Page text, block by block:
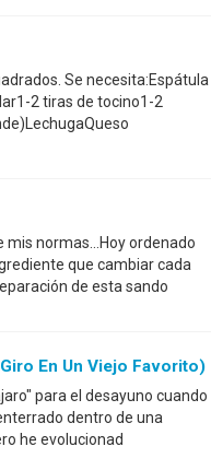
Se necesita:Espátula
2 tiras de tocino1-2
normas...Hoy ordenado
que cambiar cada
de esta sando
En Un Viejo Favorito)
para el desayuno cuando
dentro de una
he evolucionad